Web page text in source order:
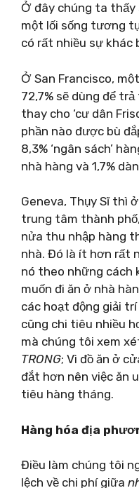
Ở đây chúng ta thấy
một lối sống tương
có rất nhiều sự khác
Ở San Francisco,
72,7% sẽ dùng để
thay cho ‘cư dân
phần nào được bù
8,3% ‘ngân sách’
nhà hàng và 1,7%
Geneva, Thụy Sĩ thì
trung tâm thành
nửa thu nhập hàng
nhà. Đó là ít hơn rất
nó theo những cách
muốn đi ăn ở nhà
các hoạt động giải
cũng chi tiêu nhiều
mà chúng tôi xem
TRONG; Vì đồ ăn ở
đắt hơn nên việc ăn
tiêu hàng tháng.
Hàng hóa địa
Điều làm chúng tôi
lệch về chi phí giữa